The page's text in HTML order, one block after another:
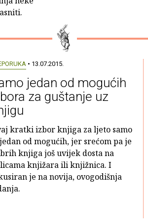
• 13.07.2015.
jedan od mogućih
za guštanje uz
kratki izbor knjiga za ljeto samo
od mogućih, jer srećom pa je
knjiga još uvijek dosta na
knjižara ili knjižnica. I
je na novija, ovogodišnja